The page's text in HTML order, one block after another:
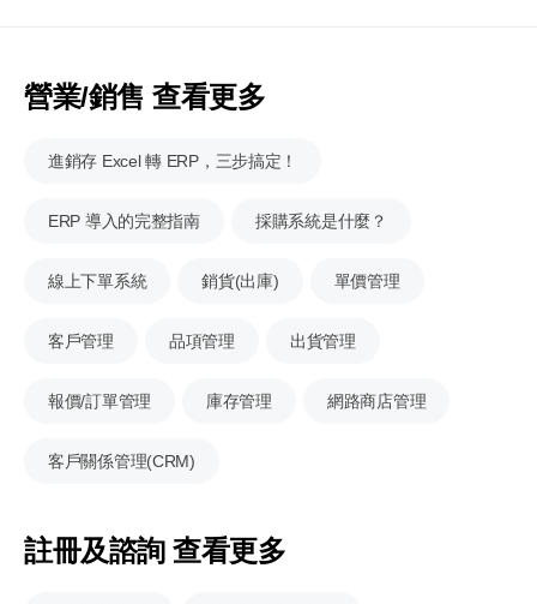
營業/銷售 查看更多
進銷存 Excel 轉 ERP，三步搞定！
ERP 導入的完整指南 採購系統是什麼？
線上下單系統 銷貨(出庫) 單價管理
客戶管理 品項管理 出貨管理
報價/訂單管理 庫存管理 網路商店管理
客戶關係管理(CRM)
註冊及諮詢 查看更多